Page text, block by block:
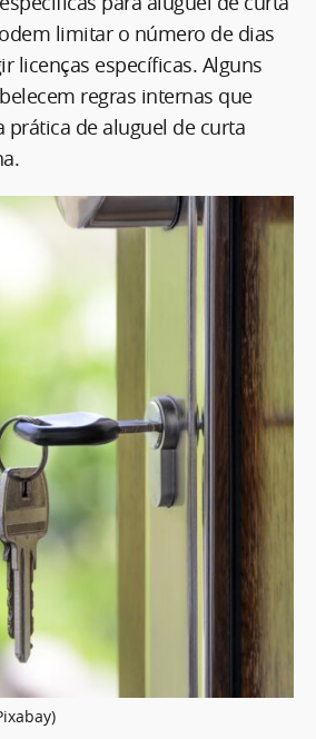
limitar o número de dias
licenças específicas. Alguns
regras internas que
de aluguel de curta